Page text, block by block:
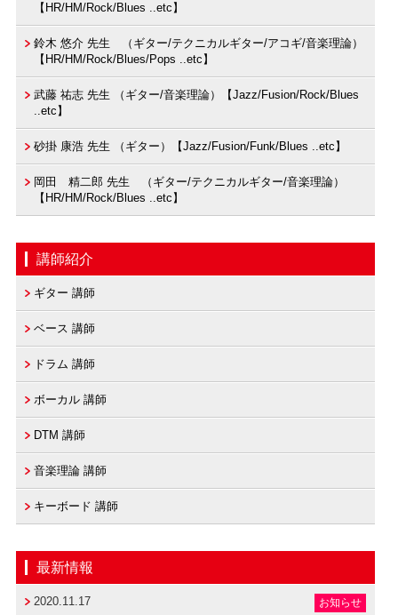
【HR/HM/Rock/Blues ..etc】
鈴木 悠介 先生 （ギター/テクニカルギター/アコギ/音楽理論）
【HR/HM/Rock/Blues/Pops ..etc】
武藤 祐志 先生 （ギター/音楽理論）【Jazz/Fusion/Rock/Blues
..etc】
砂掛 康浩 先生 （ギター）【Jazz/Fusion/Funk/Blues ..etc】
岡田 精二郎 先生 （ギター/テクニカルギター/音楽理論）
【HR/HM/Rock/Blues ..etc】
講師紹介
ギター 講師
ベース 講師
ドラム 講師
ボーカル 講師
DTM 講師
音楽理論 講師
キーボード 講師
最新情報
2020.11.17 お知らせ